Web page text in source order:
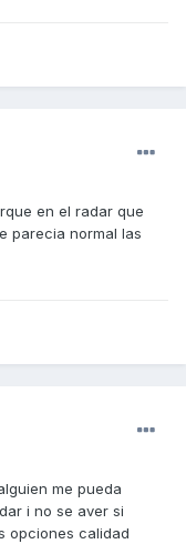
en el radar que
parecia normal las
me pueda
i no se aver si
opciones calidad